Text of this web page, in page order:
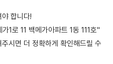
합니다!
1로 11 백메가아파트 1동 111호"
시면 더 정확하게 확인해드릴 수